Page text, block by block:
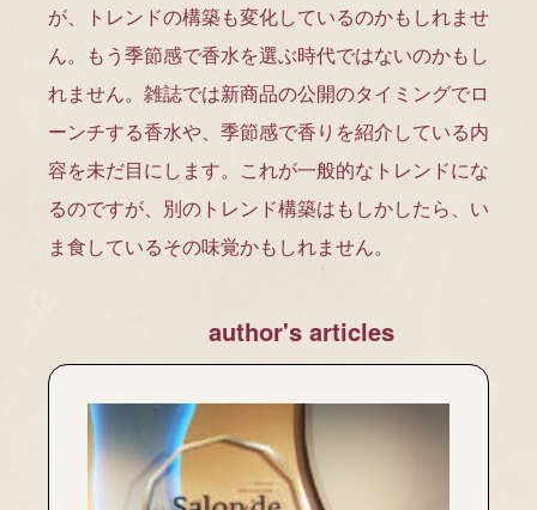
が、トレンドの構築も変化しているのかもしれませ
ん。もう季節感で香水を選ぶ時代ではないのかもし
れません。雑誌では新商品の公開のタイミングでロ
ーンチする香水や、季節感で香りを紹介している内
容を未だ目にします。これが一般的なトレンドにな
るのですが、別のトレンド構築はもしかしたら、い
ま食しているその味覚かもしれません。
author's